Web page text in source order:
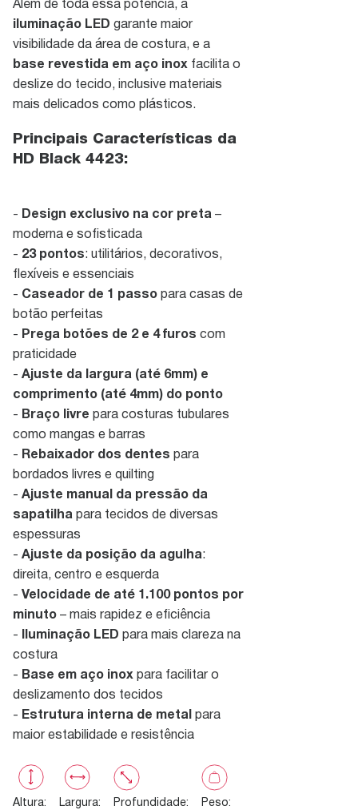
Além de toda essa potência, a
iluminação LED garante maior
visibilidade da área de costura, e a
base revestida em aço inox facilita o
deslize do tecido, inclusive materiais
mais delicados como plásticos.
Principais Características da
HD Black 4423:
- Design exclusivo na cor preta –
moderna e sofisticada
- 23 pontos: utilitários, decorativos,
flexíveis e essenciais
- Caseador de 1 passo para casas de
botão perfeitas
- Prega botões de 2 e 4 furos com
praticidade
- Ajuste da largura (até 6mm) e
comprimento (até 4mm) do ponto
- Braço livre para costuras tubulares
como mangas e barras
- Rebaixador dos dentes para
bordados livres e quilting
- Ajuste manual da pressão da
sapatilha para tecidos de diversas
espessuras
- Ajuste da posição da agulha:
direita, centro e esquerda
- Velocidade de até 1.100 pontos por
minuto – mais rapidez e eficiência
-
Iluminação LED para mais clareza na
costura
- Base em aço inox para facilitar o
deslizamento dos tecidos
- Estrutura interna de metal
para
maior estabilidade e resistência
Altura:
Largura:
Profundidade:
Peso: